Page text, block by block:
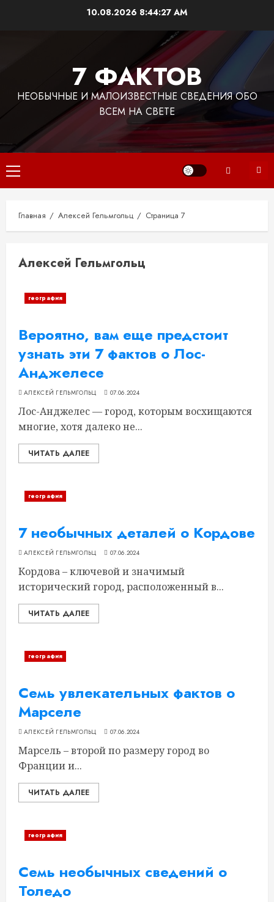
10.08.2026 8:44:28 AM
7 ФАКТОВ
НЕОБЫЧНЫЕ И МАЛОИЗВЕСТНЫЕ СВЕДЕНИЯ ОБО
ВСЕМ НА СВЕТЕ
Основное
меню
Главная Алексей Гельмгольц Страница 7
Алексей Гельмгольц
география
Вероятно, вам еще предстоит
узнать эти 7 фактов о Лос-
Анджелесе
АЛЕКСЕЙ ГЕЛЬМГОЛЬЦ 07.06.2024
Лос-Анджелес — город, которым восхищаются
многие, хотя далеко не...
ЧИТАТЬ ДАЛЕЕ
география
7 необычных деталей о Кордове
АЛЕКСЕЙ ГЕЛЬМГОЛЬЦ 07.06.2024
Кордова – ключевой и значимый
исторический город, расположенный в...
ЧИТАТЬ ДАЛЕЕ
география
Семь увлекательных фактов о
Марселе
АЛЕКСЕЙ ГЕЛЬМГОЛЬЦ 07.06.2024
Марсель – второй по размеру город во
Франции и...
ЧИТАТЬ ДАЛЕЕ
география
Семь необычных сведений о
Толедо